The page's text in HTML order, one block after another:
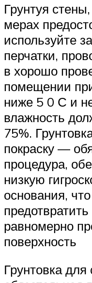
Грунтуя
мерах
используйте
перчатки,
в хорошо
помещении
ниже 5 0 С и
влажность
75%.
покраску —
процедура,
низкую
основания,
равномерно
поверхность
Грунтовка